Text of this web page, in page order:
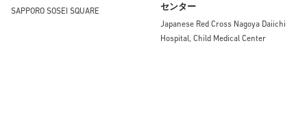
SAPPORO SOSEI SQUARE
センター
Japanese Red Cross Nagoya Daiichi
Hospital, Child Medical Center